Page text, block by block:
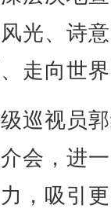
光、诗
走向世
巡视员
会，进
，吸引